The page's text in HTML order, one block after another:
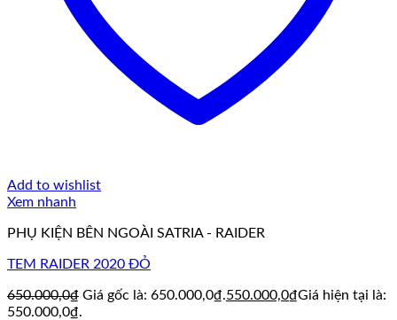
Add to wishlist
Xem nhanh
PHỤ KIỆN BÊN NGOÀI SATRIA - RAIDER
TEM RAIDER 2020 ĐỎ
650.000,0₫ Giá gốc là: 650.000,0₫.550.000,0₫Giá hiện tại là:
550.000,0₫.